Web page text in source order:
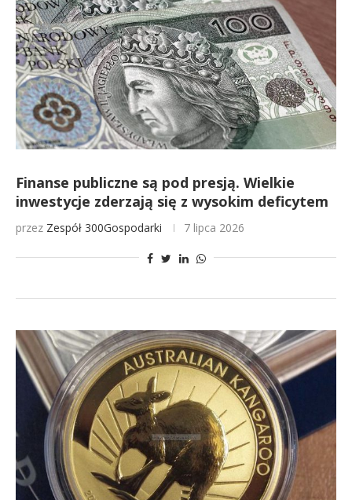
Finanse publiczne są pod presją. Wielkie
inwestycje zderzają się z wysokim deficytem
przez Zespół 300Gospodarki 7 lipca 2026